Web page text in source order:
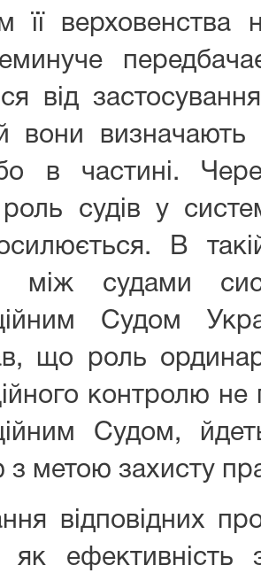
її
від
вони визначають
в частині.
судів у
В
між судами
Судом
що роль
контролю не
Судом,
з метою захисту
відповідних
як ефективність